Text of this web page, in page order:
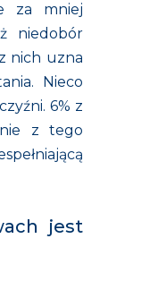
za mniej
niedobór
nich uzna
Nieco
6% z
z tego
jest